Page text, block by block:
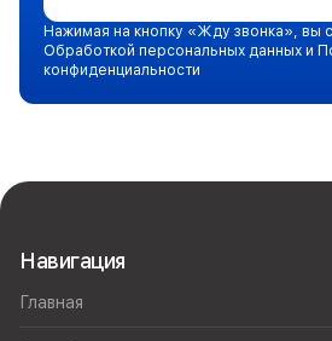
Нажимая на кнопку «Жду звонка», вы
Обработкой персональных данных и
конфиденциальности
Навигация
Главная